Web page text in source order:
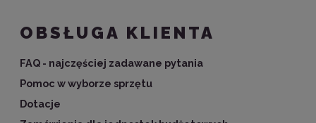
OBSŁUGA KLIENTA
FAQ - najczęściej zadawane pytania
Pomoc w wyborze sprzętu
Dotacje